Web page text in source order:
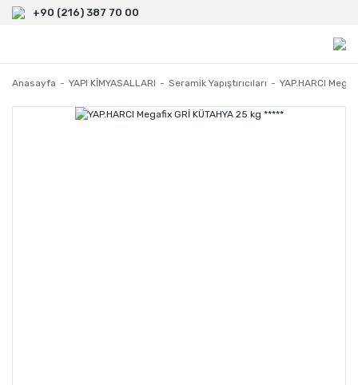
+90 (216) 387 70 00
Anasayfa YAPI KİMYASALLARI Seramik Yapıştırıcıları YAP.HARCI